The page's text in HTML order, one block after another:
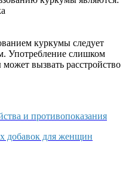
куркумы следует
Употребление слишком
вызвать расстройство
и противопоказания
добавок для женщин